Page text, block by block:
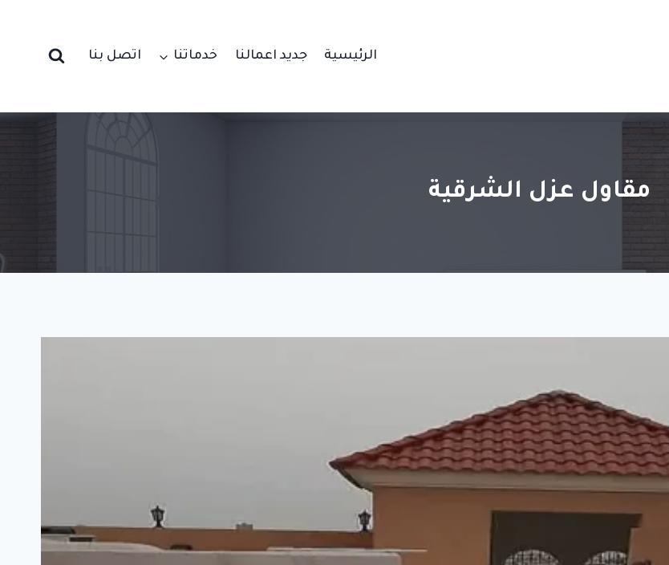
الرئيسية جديد اعمالنا خدماتنا اتصل بنا
مقاول عزل الشرقية